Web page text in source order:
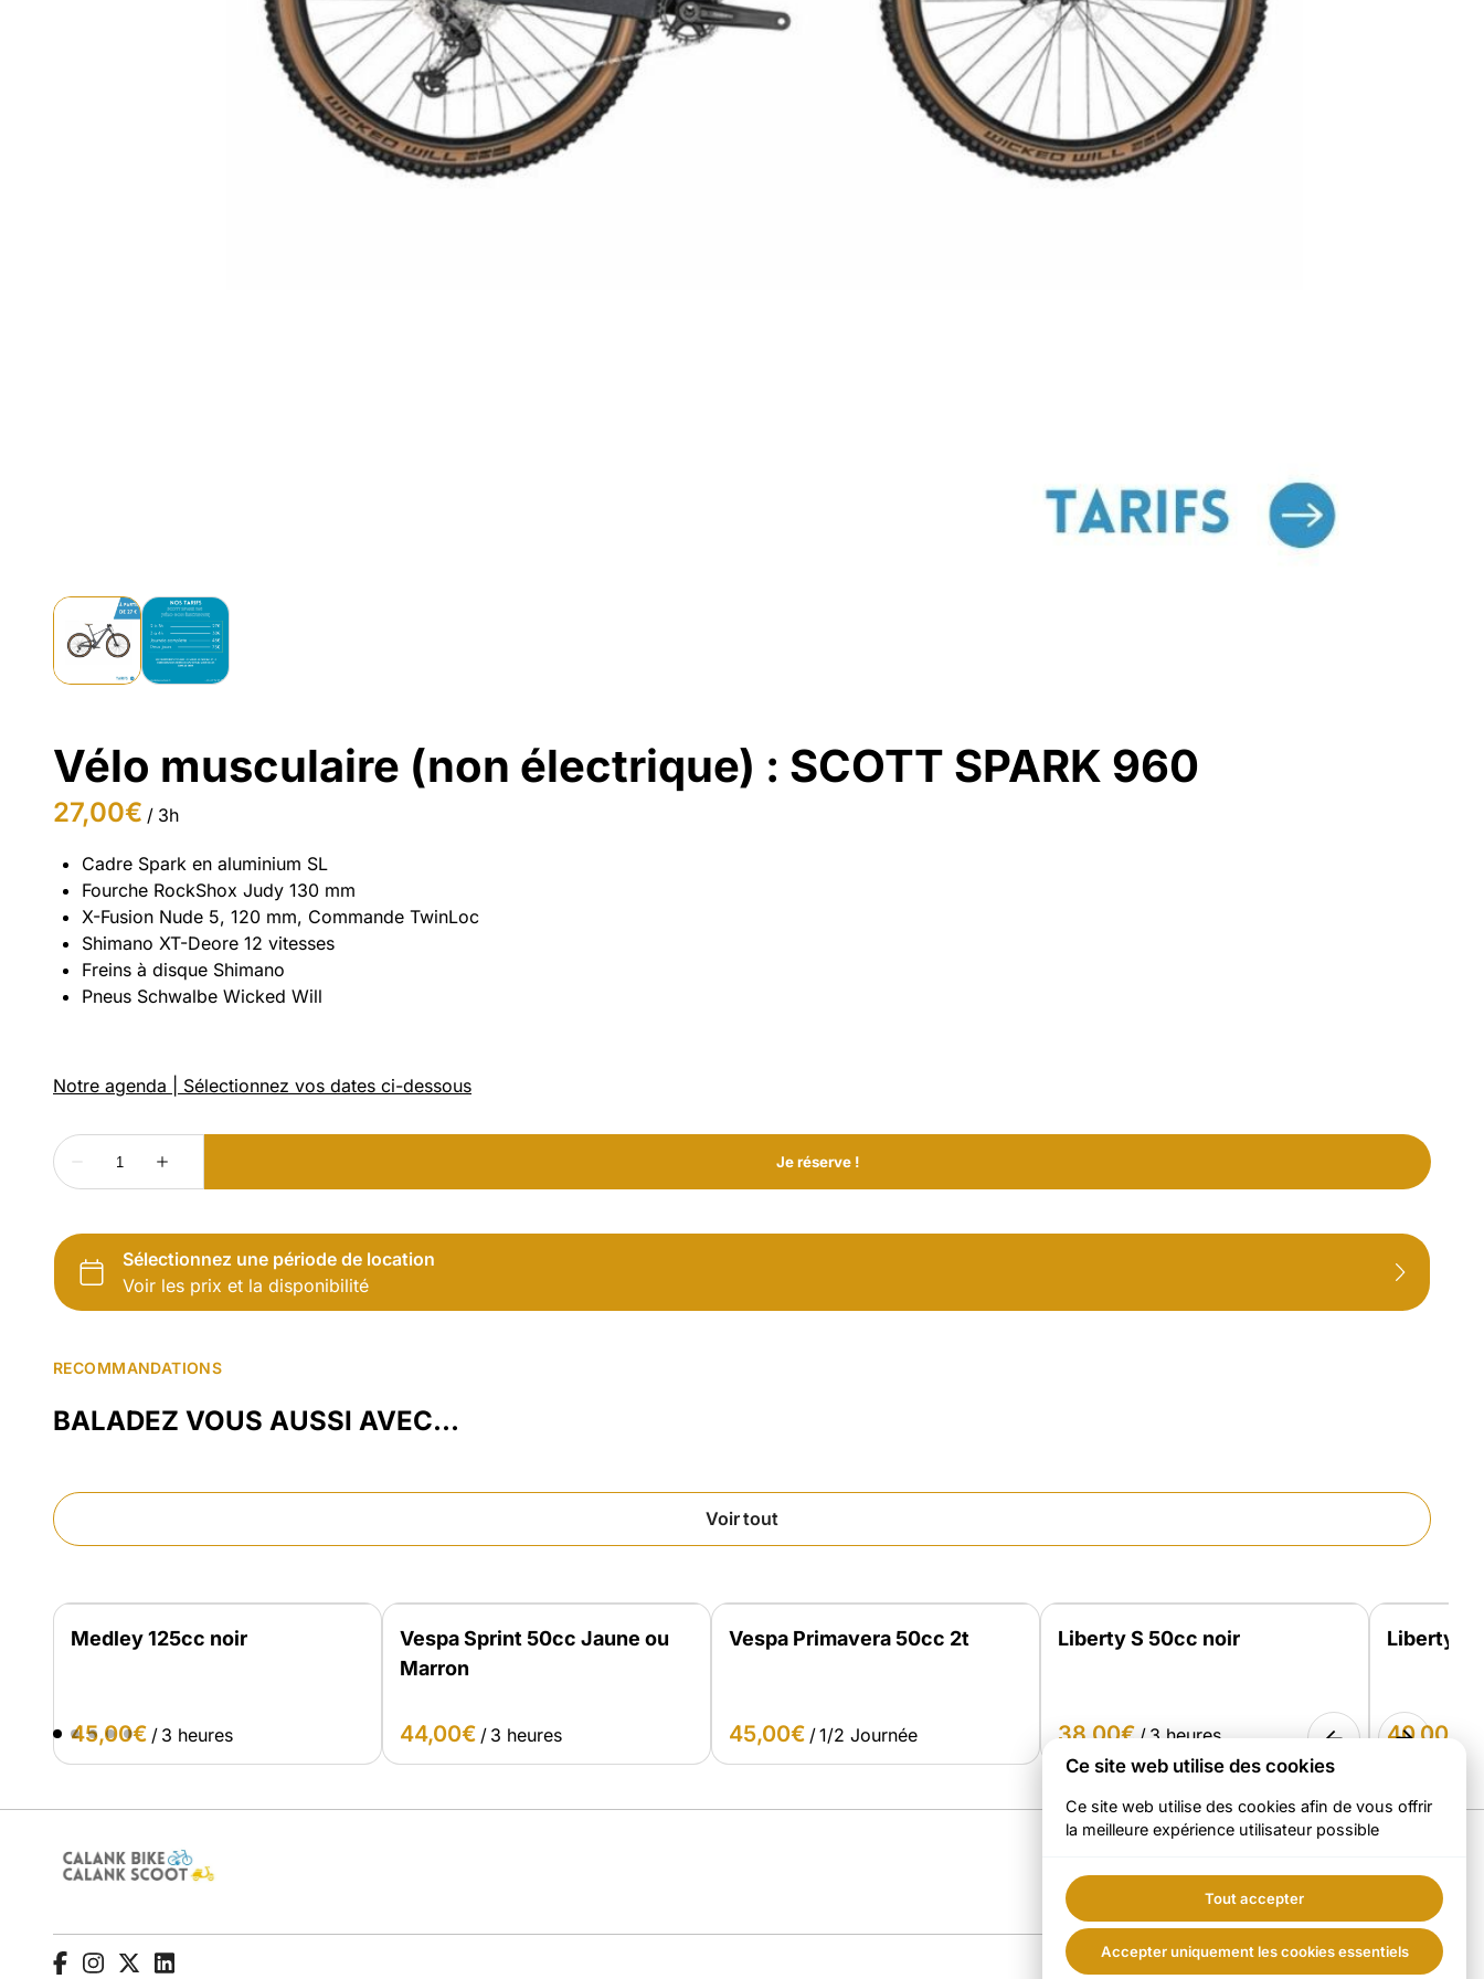
Vélo musculaire (non électrique) : SCOTT SPARK 960
/
Cadre Spark en aluminium SL
Fourche RockShox Judy 130 mm
X-Fusion Nude 5, 120 mm, Commande TwinLoc
Shimano XT-Deore 12 vitesses
Freins à disque Shimano
Pneus Schwalbe Wicked Will
RECOMMANDATIONS
BALADEZ VOUS AUSSI AVEC...
Voir tout
Medley 125cc noir
/
Vespa Sprint 50cc Jaune ou
Marron
/
Vespa Primavera 50cc 2t
/
Liberty S 50cc noir
/
Liberty S
Ce site web utilise des cookies
Ce site web utilise des cookies afin de vous offrir
la meilleure expérience utilisateur possible
Tout accepter
Accepter uniquement les cookies essentiels